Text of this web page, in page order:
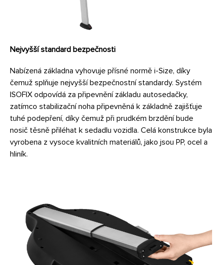
Nejvyšší standard bezpečnosti
Nabízená základna vyhovuje přísné normě i-Size, díky
čemuž splňuje nejvyšší bezpečnostní standardy. Systém
ISOFIX odpovídá za připevnění základu autosedačky,
zatímco stabilizační noha připevněná k základně zajišťuje
tuhé podepření, díky čemuž při prudkém brzdění bude
nosič těsně přiléhat k sedadlu vozidla. Celá konstrukce byla
vyrobena z vysoce kvalitních materiálů, jako jsou PP, ocel a
hliník.